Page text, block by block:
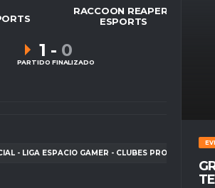
RACCOON REAPERS
ESPORTS
1 - 0
PARTIDO FINALIZADO
- LIGA ESPACIO GAMER - CLUBES PRO